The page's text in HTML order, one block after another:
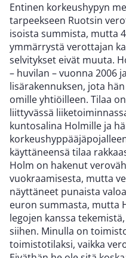
Entinen korkeushypyn
tarpeekseen Ruotsin
isoista summista, mutta
ymmärrystä verottajan
selvitykset eivät muuta.
– huvilan – vuonna 2006
lisärakennuksen, jota
omille yhtiöilleen. Tilaa
liittyvässä
kuntosalina Holmille ja
käyttäneensä tilaa
Holm on hakenut
vuokraamisesta, mutta
näyttäneet punaista
euron summasta, mutta
legojen kanssa
siihen. Minulla on
toimistotilaksi, vaikka